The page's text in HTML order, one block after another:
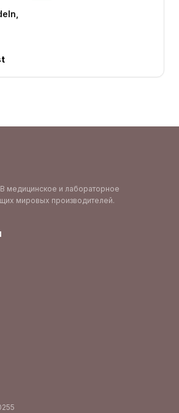
медицинское и лабораторное
мировых производителей.